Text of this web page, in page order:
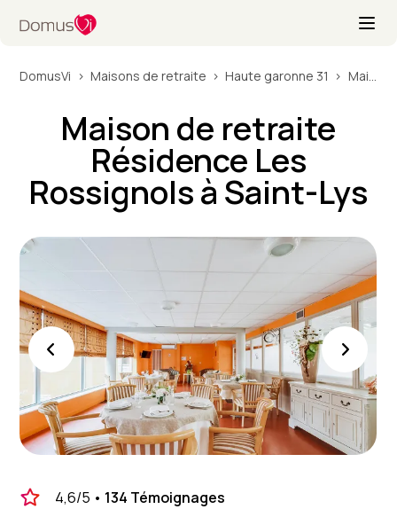
DomusVi Maisons de retraite Haute garonne 31 Maison de retraite Résidence Les Rossignols à Saint-Lys
Maison de retraite
Résidence Les
Rossignols à Saint-Lys
4,6/5 • 134 Témoignages